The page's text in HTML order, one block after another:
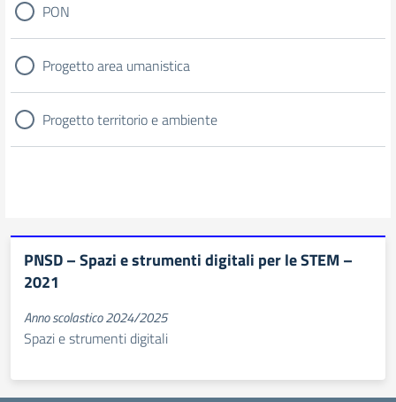
PON
Progetto area umanistica
Progetto territorio e ambiente
PNSD – Spazi e strumenti digitali per le STEM –
2021
Anno scolastico 2024/2025
Spazi e strumenti digitali